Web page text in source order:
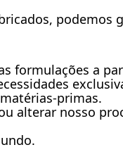
podemos
formulações a
primas.
alterar nosso